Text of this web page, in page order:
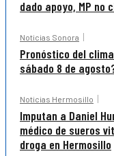
dado apoyo, MP no
Noticias Sonora
Pronóstico del
sábado 8 de
Noticias Hermosillo
Imputan a Daniel
médico de sueros
droga en Hermosillo